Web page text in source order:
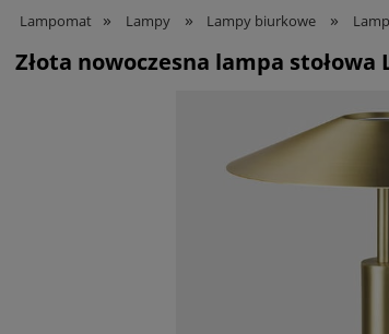
Lampomat » Lampy » Lampy biurkowe »
Złota nowoczesna lampa stołowa